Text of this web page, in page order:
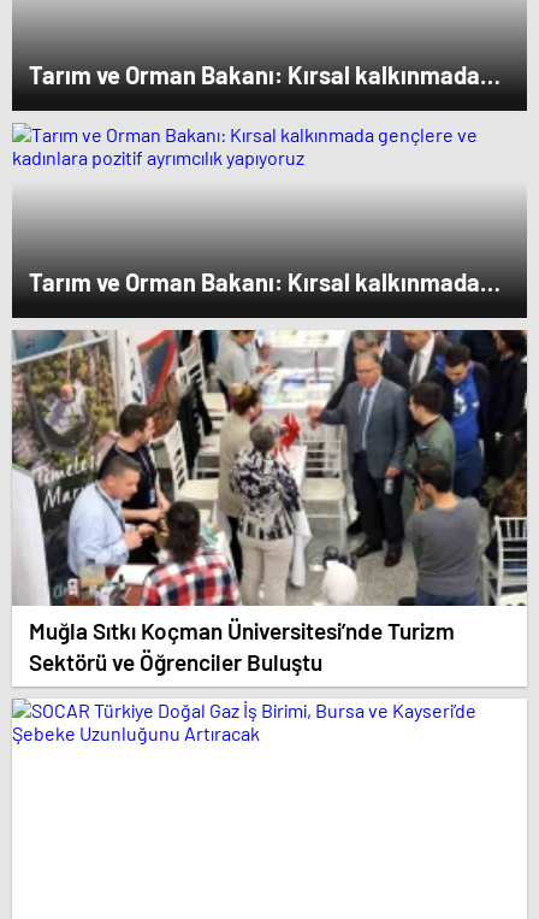
Tarım ve Orman Bakanı: Kırsal kalkınmada
gençlere ve kadınlara pozitif ayrımcılık
yapıyoruz
Tarım ve Orman Bakanı: Kırsal kalkınmada
gençlere ve kadınlara pozitif ayrımcılık
yapıyoruz
Muğla Sıtkı Koçman Üniversitesi’nde Turizm
Sektörü ve Öğrenciler Buluştu